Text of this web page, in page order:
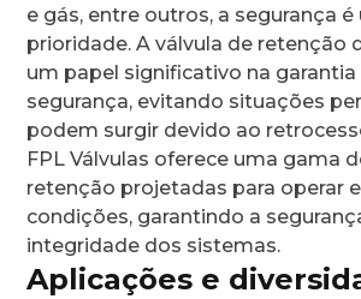
e gás, entre outros, a segurança é
prioridade. A válvula de retenção
um papel significativo na garantia
segurança, evitando situações
podem surgir devido ao
FPL Válvulas oferece uma gama
retenção projetadas para operar
condições, garantindo a
integridade dos sistemas.
Aplicações e